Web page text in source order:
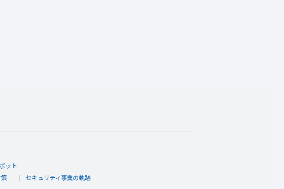
ット
セキュリティ事業の軌跡